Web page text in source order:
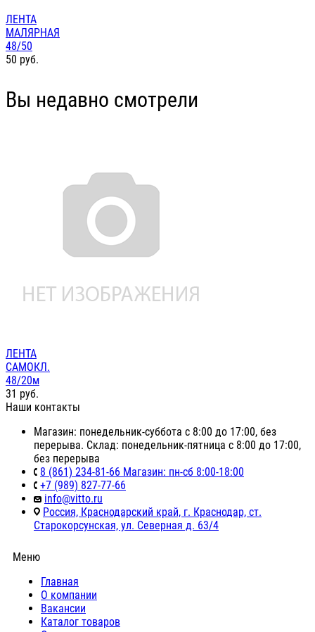
ЛЕНТА
МАЛЯРНАЯ
48/50
50 руб.
Вы недавно смотрели
ЛЕНТА
САМОКЛ.
48/20м
31 руб.
Наши контакты
Магазин: понедельник-суббота с 8:00 до 17:00, без
перерыва. Склад: понедельник-пятница с 8:00 до 17:00,
без перерыва
8 (861) 234-81-66 Магазин: пн-сб 8:00-18:00
+7 (989) 827-77-66
info@vitto.ru
Россия, Краснодарский край, г. Краснодар, ст.
Старокорсунская, ул. Северная д. 63/4
Меню
Главная
О компании
Вакансии
Каталог товаров